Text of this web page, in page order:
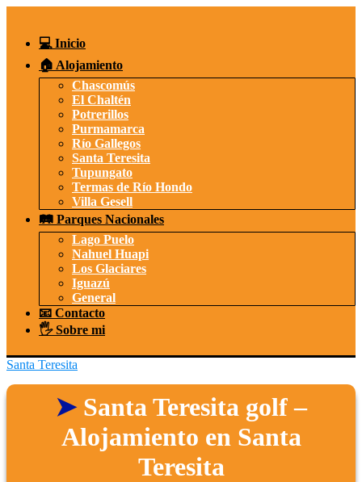
contenido💻 Inicio
🏠 Alojamiento
Chascomús
El Chaltén
Potrerillos
Purmamarca
Río Gallegos
Santa Teresita
Tupungato
Termas de Río Hondo
Villa Gesell
🛤️ Parques Nacionales
Lago Puelo
Nahuel Huapi
Los Glaciares
Iguazú
General
📧 Contacto
🖐️ Sobre mi
Santa Teresita
Santa Teresita golf –
Alojamiento en Santa
Teresita